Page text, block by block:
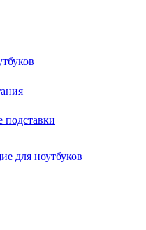
для ноутбуков